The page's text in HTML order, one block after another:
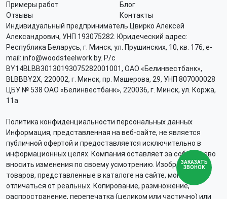
Примеры работ
Блог
Отзывы
Контакты
Индивидуальный предприниматель Цвирко Алексей
Александрович, УНП 193075282. Юридеческий адрес:
Республика Беларусь, г. Минск, ул. Прушинских, 10, кв. 176, e-
mail: info@woodsteelwork.by. Р/с
BY14BLBB30130193075282001001, ОАО «Белинвестбанк»,
BLBBBY2X, 220002, г. Минск, пр. Машерова, 29, УНП 807000028
ЦБУ № 538 ОАО «Белинвестбанк», 220036, г. Минск, ул. Коржа,
11а
Политика конфиденциальности персональных данных
Информация, представленная на веб-сайте, не является
публичной офертой и предоставляется исключительно в
информационных целях. Компания оставляет за собой право
вносить изменения по своему усмотрению. Изображения
товаров, представленные в каталоге на сайте, могут
отличаться от реальных. Копирование, размножение,
распространение, перепечатка (целиком или частично) или
ЗАКАЗАТЬ
ЗВОНОК